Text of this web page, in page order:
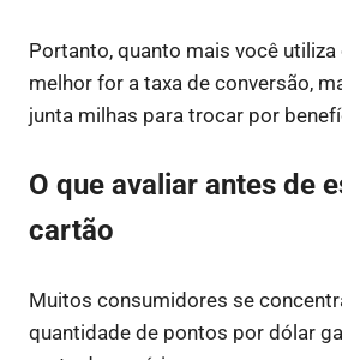
Portanto, quanto mais você utiliza
melhor for a taxa de conversão,
junta milhas para trocar por
O que avaliar antes de
cartão
Muitos consumidores se
quantidade de pontos por dólar